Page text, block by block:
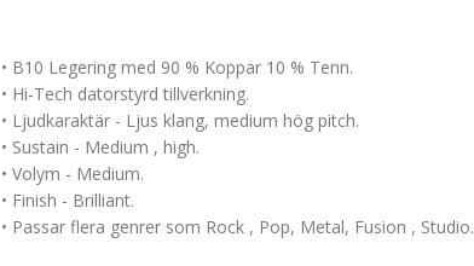
• B10 Legering med 90 % Koppar 10 % Tenn.
• Hi-Tech datorstyrd tillverkning.
• Ljudkaraktär - Ljus klang, medium hög pitch.
• Sustain - Medium , high.
• Volym - Medium.
• Finish - Brilliant.
• Passar flera genrer som Rock , Pop, Metal, Fusion , Studio.